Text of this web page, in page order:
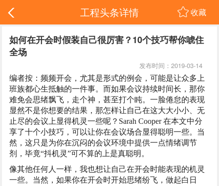
工程头条详情 收藏
如何在开会时假装自己很厉害？10个技巧帮你唬住
全场
发布时间：2019-03-14
编者按：频频开会，尤其是形式的例会，可能是让众多上
班族都心生抵触的一件事。而如果会议持续时间长，那你
难免会思绪飘飞，走个神，甚至打个盹。一脸倦怠的表现
显然不是你想要的结果，那怎样让自己在这大大小小、无
止尽的会议上显得机灵一些呢？Sarah Cooper 在本文中分
享了十个小技巧，可以让你在会议场合显得聪明一些。当
然，这只是为你在沉闷的会议环境中提供一点情绪调节
剂，毕竟“抖机灵”可不算的上是真聪明。
像其他任何人一样，我也想让自己在开会时能表现的机灵
一些。当然，如果你在开会时开始思绪纷飞，做起白日